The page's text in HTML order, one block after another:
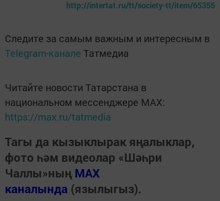
http://intertat.ru/tt/society-tt/item/65355
Следите за самым важным и интересным в
Telegram-канале Татмедиа
Читайте новости Татарстана в
национальном мессенджере MАХ:
https://max.ru/tatmedia
Тагы да кызыклырак яңалыклар,
фото һәм видеолар «Шәһри
Чаллы»ның MAX
каналында (язылыгыз).